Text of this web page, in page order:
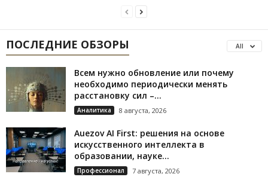
ПОСЛЕДНИЕ ОБЗОРЫ All
Всем нужно обновление или почему
необходимо периодически менять
расстановку сил –...
Аналитика 8 августа, 2026
Auezov AI First: решения на основе
искусственного интеллекта в
образовании, науке...
Профессионал 7 августа, 2026